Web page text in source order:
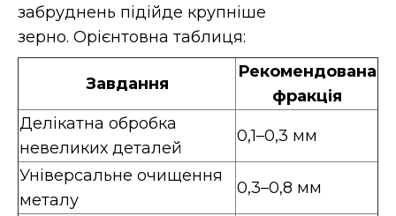
забруднень підійде крупніше
зерно. Орієнтовна таблиця:
Завдання
Рекомендована
фракція
Делікатна обробка
невеликих деталей
0,1–0,3 мм
Універсальне очищення
металу
0,3–0,8 мм